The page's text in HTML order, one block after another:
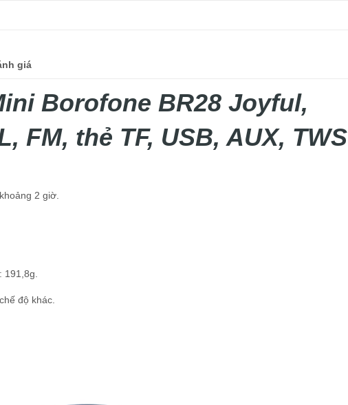
giá
Borofone BR28 Joyful,
FM, thẻ TF, USB, AUX, TWS
2 giờ.
độ khác.